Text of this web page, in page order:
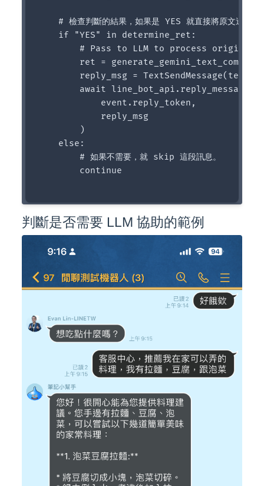
# 檢查判斷的結果，如果是 YES 就直接將原文送到
    if "YES" in determine_ret:
# Pass to LLM to process original
ret =
reply_msg =
        await line_bot_api.reply_message(
            event.reply_token,
            reply_msg
        )
    else:
        # 如果不需要，就 skip 這段訊息。
        continue
判斷是否需要 LLM 協助的範例